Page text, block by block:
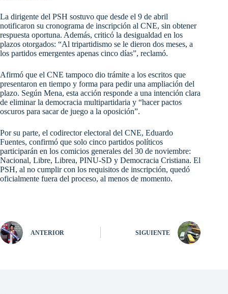
La dirigente del PSH sostuvo que desde el 9 de abril
notificaron su cronograma de inscripción al CNE, sin obtener
respuesta oportuna. Además, criticó la desigualdad en los
plazos otorgados: “Al tripartidismo se le dieron dos meses, a
los partidos emergentes apenas cinco días”, reclamó.
Afirmó que el CNE tampoco dio trámite a los escritos que
presentaron en tiempo y forma para pedir una ampliación del
plazo. Según Mena, esta acción responde a una intención clara
de eliminar la democracia multipartidaria y “hacer pactos
oscuros para sacar de juego a la oposición”.
Por su parte, el codirector electoral del CNE, Eduardo
Fuentes, confirmó que solo cinco partidos políticos
participarán en los comicios generales del 30 de noviembre:
Nacional, Libre, Librea, PINU-SD y Democracia Cristiana. El
PSH, al no cumplir con los requisitos de inscripción, quedó
oficialmente fuera del proceso, al menos de momento.
ANTERIOR SIGUIENTE